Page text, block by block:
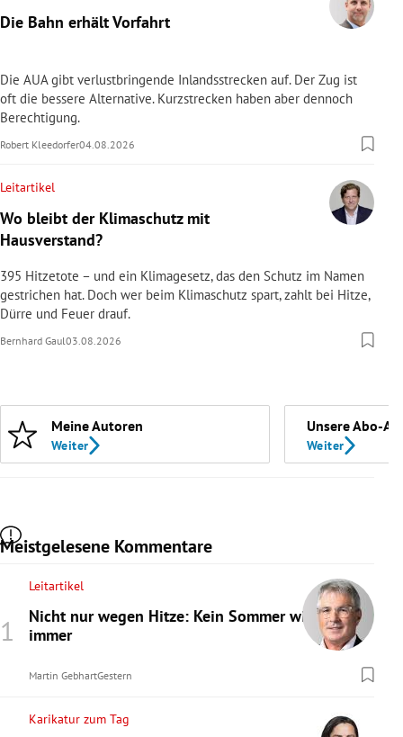
Die Bahn erhält Vorfahrt
Die AUA gibt verlustbringende Inlandsstrecken auf. Der Zug ist
oft die bessere Alternative. Kurzstrecken haben aber dennoch
Berechtigung.
Robert Kleedorfer04.08.2026
Leitartikel
Wo bleibt der Klimaschutz mit
Hausverstand?
395 Hitzetote – und ein Klimagesetz, das den Schutz im Namen
gestrichen hat. Doch wer beim Klimaschutz spart, zahlt bei Hitze,
Dürre und Feuer drauf.
Bernhard Gaul03.08.2026
Meine Autoren
Weiter
Unsere Abo-
Weiter
Meistgelesene Kommentare
Leitartikel
Nicht nur wegen Hitze: Kein Sommer wie
immer
Martin GebhartGestern
Karikatur zum Tag